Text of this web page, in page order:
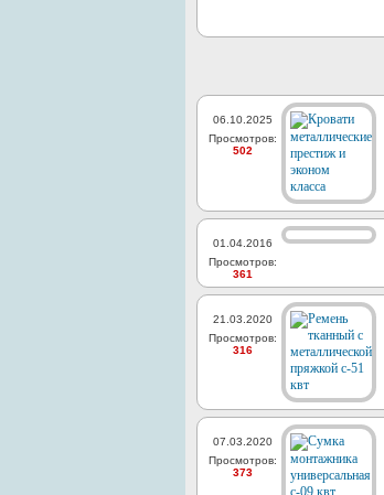
06.10.2025
Просмотров:
502
01.04.2016
Просмотров:
361
21.03.2020
Просмотров:
316
07.03.2020
Просмотров:
373